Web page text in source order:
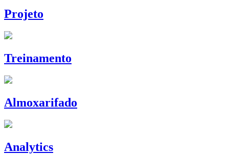
Projeto
Treinamento
Almoxarifado
Analytics